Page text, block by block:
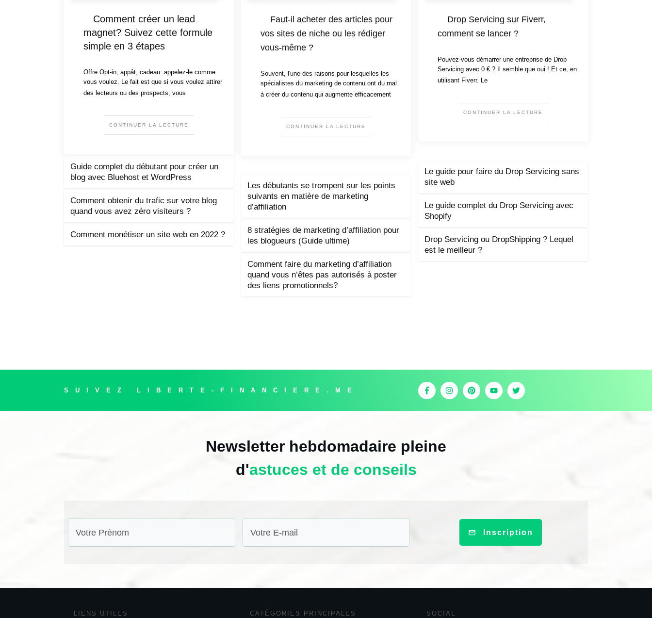
Comment créer un lead
magnet? Suivez cette formule
simple en 3 étapes
Offre Opt-in, appât, cadeau: appelez-le comme
vous voulez. Le fait est que si vous voulez attirer
des lecteurs ou des prospects, vous
CONTINUER LA LECTURE
Guide complet du débutant pour créer un
blog avec Bluehost et WordPress
Comment obtenir du trafic sur votre blog
quand vous avez zéro visiteurs ?
Comment monétiser un site web en 2022 ?
Faut-il acheter des articles pour
vos sites de niche ou les rédiger
vous-même ?
Souvent, l'une des raisons pour lesquelles les
spécialistes du marketing de contenu ont du mal
à créer du contenu qui augmente efficacement
CONTINUER LA LECTURE
Les débutants se trompent sur les points
suivants en matière de marketing
d’affiliation
8 stratégies de marketing d’affiliation pour
les blogueurs (Guide ultime)
Comment faire du marketing d’affiliation
quand vous n’êtes pas autorisés à poster
des liens promotionnels?
Drop Servicing sur Fiverr,
comment se lancer ?
Pouvez-vous démarrer une entreprise de Drop
Servicing avec 0 € ? Il semble que oui ! Et ce, en
utilisant Fiverr. Le
CONTINUER LA LECTURE
Le guide pour faire du Drop Servicing sans
site web
Le guide complet du Drop Servicing avec
Shopify
Drop Servicing ou DropShipping ? Lequel
est le meilleur ?
SUIVEZ LIBERTE-FINANCIERE.ME
Newsletter hebdomadaire pleine
d'astuces et de conseils
Inscription
LIENS UTILES CATÉGORIES PRINCIPALES SOCIAL